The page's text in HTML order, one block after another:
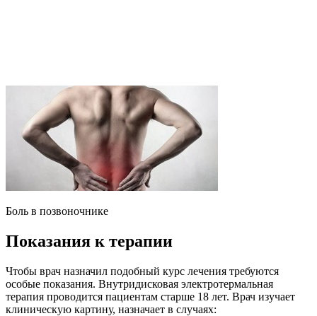
Боль в позвоночнике
Показания к терапии
Чтобы врач назначил подобный курс лечения требуются
особые показания. Внутридисковая электротермальная
терапия проводится пациентам старше 18 лет. Врач изучает
клиническую картину, назначает в случаях: